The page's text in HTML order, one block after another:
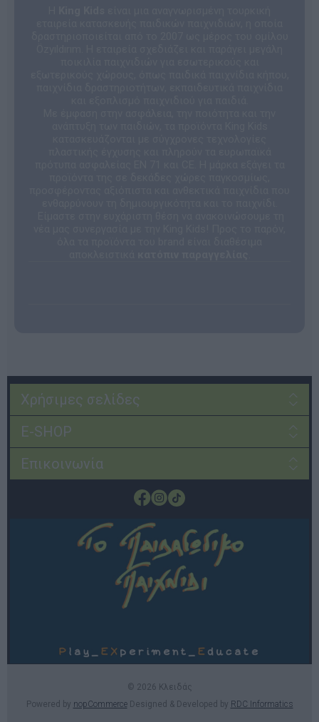
Χρήσιμες σελίδες
E-SHOP
Επικοινωνία
© 2026 Κλειδάς
Powered by nopCommerceDesigned & Developed by RDC Informatics